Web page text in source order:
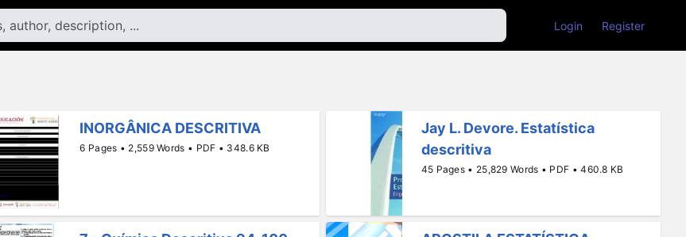
Login Register
INORGÂNICA DESCRITIVA
6 Pages • 2,559 Words • PDF • 348.6 KB
Jay L. Devore. Estatística
descritiva
45 Pages • 25,829 Words • PDF • 460.8 KB